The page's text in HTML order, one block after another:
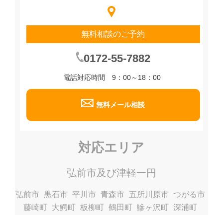
無料相談のご予約
0172-55-7882
電話対応時間 9：00～18：00
無料メール相談
対応エリア
弘前市及び津軽一円
弘前市 黒石市 平川市 青森市 五所川原市 つがる市
藤崎町 大鰐町 板柳町 鶴田町 鰺ヶ沢町 深浦町